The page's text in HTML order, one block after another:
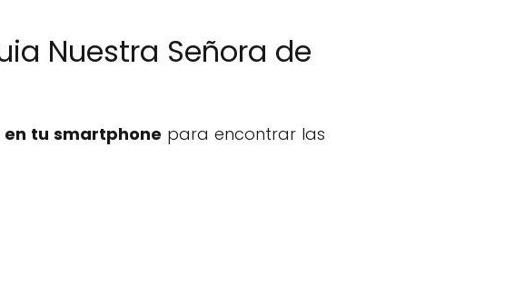
Nuestra Señora de
tu smartphone para encontrar las